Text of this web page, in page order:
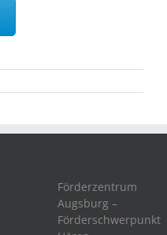
Förderzentrum
Augsburg –
Förderschwerpunkt